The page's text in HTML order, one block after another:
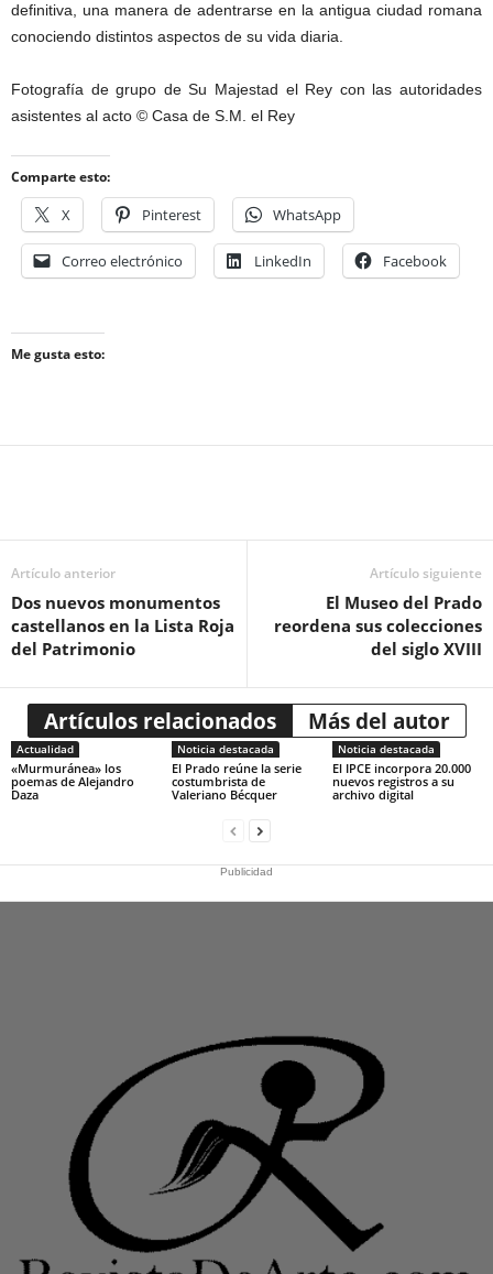
definitiva, una manera de adentrarse en la antigua ciudad romana
conociendo distintos aspectos de su vida diaria.
Fotografía de grupo de Su Majestad el Rey con las autoridades
asistentes al acto © Casa de S.M. el Rey
Comparte esto:
X Pinterest WhatsApp
Correo electrónico LinkedIn Facebook
Me gusta esto:
Artículo anterior
Dos nuevos monumentos
castellanos en la Lista Roja
del Patrimonio
Artículo siguiente
El Museo del Prado
reordena sus colecciones
del siglo XVIII
Artículos relacionados Más del autor
Actualidad
«Murmuránea» los
poemas de Alejandro
Daza
Noticia destacada
El Prado reúne la serie
costumbrista de
Valeriano Bécquer
Noticia destacada
El IPCE incorpora 20.000
nuevos registros a su
archivo digital
Publicidad